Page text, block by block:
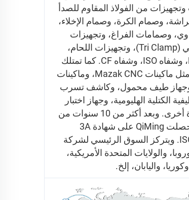
وكوريا، واليابان، إلخ.